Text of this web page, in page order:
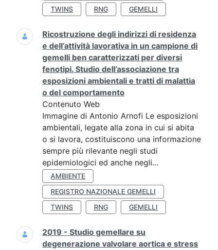
TWINS
RNG GEMELLI
Ricostruzione degli indirizzi di residenza
e dell’attività lavorativa in un campione di
gemelli ben caratterizzati per diversi
fenotipi. Studio dell’associazione tra
esposizioni ambientali e tratti di malattia
o del comportamento
Contenuto Web
Immagine di Antonio Arnofi Le esposizioni
ambientali, legate alla zona in cui si abita
o si lavora, costituiscono una informazione
sempre più rilevante negli studi
epidemiologici ed anche negli...
AMBIENTE
REGISTRO NAZIONALE GEMELLI
TWINS
RNG GEMELLI
2019 - Studio gemellare su
degenerazione valvolare aortica e stress